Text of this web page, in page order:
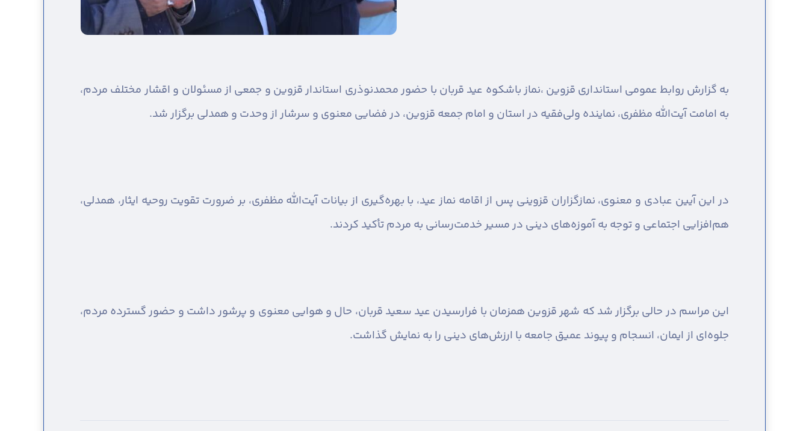
به گزارش روابط عمومی استانداری قزوین ،نماز باشکوه عید قربان با حضور محمدنوذری استاندار قزوین و جمعی از مسئولان و اقشار مختلف مردم،
به امامت آیت‌الله مظفری، نماینده ولی‌فقیه در استان و امام جمعه قزوین، در فضایی معنوی و سرشار از وحدت و همدلی برگزار شد.
در این آیین عبادی و معنوی، نمازگزاران قزوینی پس از اقامه نماز عید، با بهره‌گیری از بیانات آیت‌الله مظفری، بر ضرورت تقویت روحیه ایثار، همدلی،
هم‌افزایی اجتماعی و توجه به آموزه‌های دینی در مسیر خدمت‌رسانی به مردم تأکید کردند.
این مراسم در حالی برگزار شد که شهر قزوین همزمان با فرارسیدن عید سعید قربان، حال و هوایی معنوی و پرشور داشت و حضور گسترده مردم،
جلوه‌ای از ایمان، انسجام و پیوند عمیق جامعه با ارزش‌های دینی را به نمایش گذاشت.